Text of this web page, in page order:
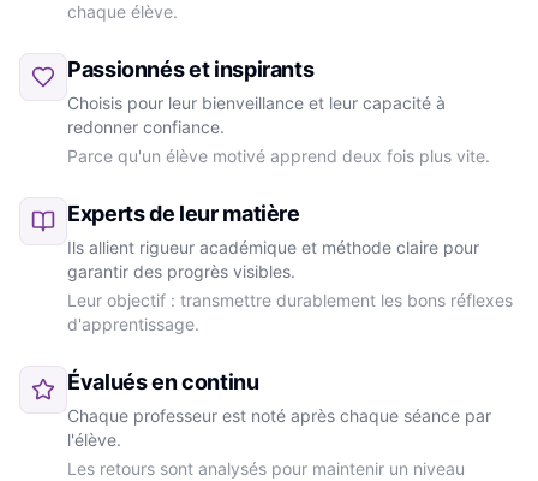
chaque élève.
Passionnés et inspirants
Choisis pour leur bienveillance et leur capacité à
redonner confiance.
Parce qu'un élève motivé apprend deux fois plus vite.
Experts de leur matière
Ils allient rigueur académique et méthode claire pour
garantir des progrès visibles.
Leur objectif : transmettre durablement les bons réflexes
d'apprentissage.
Évalués en continu
Chaque professeur est noté après chaque séance par
l'élève.
Les retours sont analysés pour maintenir un niveau